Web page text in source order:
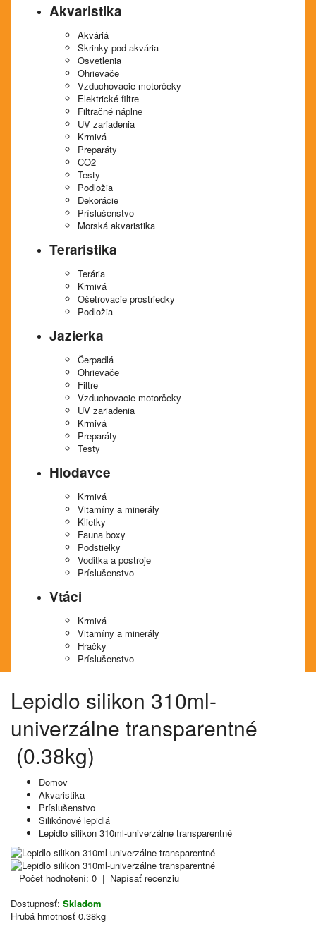
Akvaristika
Akváriá
Skrinky pod akvária
Osvetlenia
Ohrievače
Vzduchovacie motorčeky
Elektrické filtre
Filtračné náplne
UV zariadenia
Krmivá
Preparáty
CO2
Testy
Podložia
Dekorácie
Príslušenstvo
Morská akvaristika
Teraristika
Terária
Krmivá
Ošetrovacie prostriedky
Podložia
Jazierka
Čerpadlá
Ohrievače
Filtre
Vzduchovacie motorčeky
UV zariadenia
Krmivá
Preparáty
Testy
Hlodavce
Krmivá
Vitamíny a minerály
Klietky
Fauna boxy
Podstielky
Voditka a postroje
Príslušenstvo
Vtáci
Krmivá
Vitamíny a minerály
Hračky
Príslušenstvo
Lepidlo silikon 310ml-
univerzálne transparentné
(0.38kg)
Domov
Akvaristika
Príslušenstvo
Silikónové lepidlá
Lepidlo silikon 310ml-univerzálne transparentné
Počet hodnotení: 0 | Napísať recenziu
Dostupnosť: Skladom
Hrubá hmotnosť 0.38kg